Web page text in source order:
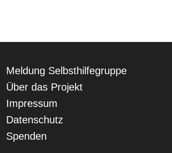
Navigation
überspringen
Meldung Selbsthilfegruppe
Über das Projekt
Impressum
Datenschutz
Spenden